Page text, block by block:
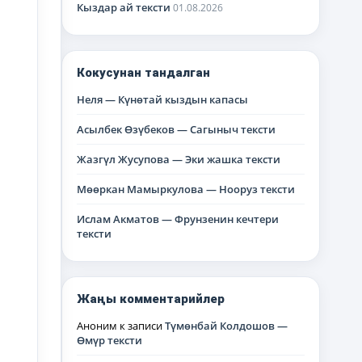
Кыздар ай тексти 01.08.2026
Кокусунан тандалган
Неля — Күнөтай кыздын капасы
Асылбек Өзүбеков — Сагыныч тексти
Жазгүл Жусупова — Эки жашка тексти
Мөөркан Мамыркулова — Нооруз тексти
Ислам Акматов — Фрунзенин кечтери
тексти
Жаңы комментарийлер
Аноним к записиТүмөнбай Колдошов —
Өмүр тексти